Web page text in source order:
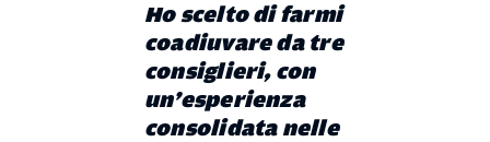
Ho scelto di farmi
coadiuvare da tre
consiglieri, con
un’esperienza
consolidata nelle